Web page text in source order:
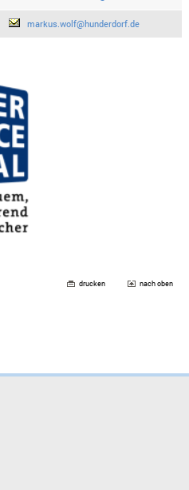
markus.wolf@hunderdorf.de
drucken nach oben